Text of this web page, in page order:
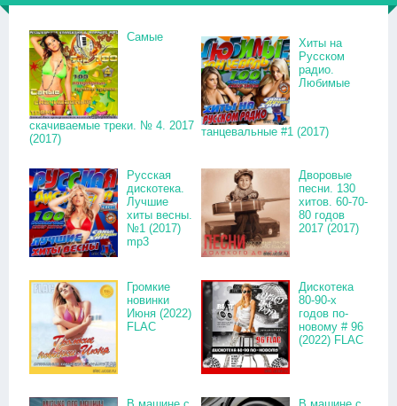
Самые
скачиваемые треки. № 4. 2017
(2017)
Хиты на
Русском
радио.
Любимые
танцевальные #1 (2017)
Русская
дискотека.
Лучшие
хиты весны.
№1 (2017)
mp3
Дворовые
песни. 130
хитов. 60-70-
80 годов
2017 (2017)
Громкие
новинки
Июня (2022)
FLAC
Дискотека
80-90-х
годов по-
новому # 96
(2022) FLAC